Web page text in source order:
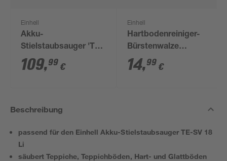
Einhell
Akku-
Stielstaubsauger 'TE-
SV 18 Li-Solo' 18 V
109,99 €
Einhell
Hartbodenreiniger-
Bürstenwalze
'Cleanexxo' 29 cm
weiß/schwarz
14,99 €
Beschreibung
passend für den Einhell Akku-Stielstaubsauger TE-SV 18
Li
säubert Teppiche, Teppichböden, Hart- und Glattböden